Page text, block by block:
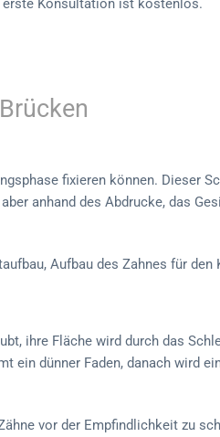
erste Konsultation ist kostenlos.
fixieren können. Dieser
anhand des Abdrucke, das
Aufbau des Zahnes für den
ihre Fläche wird durch das
ein dünner Faden, danach wird
vor der Empfindlichkeit zu